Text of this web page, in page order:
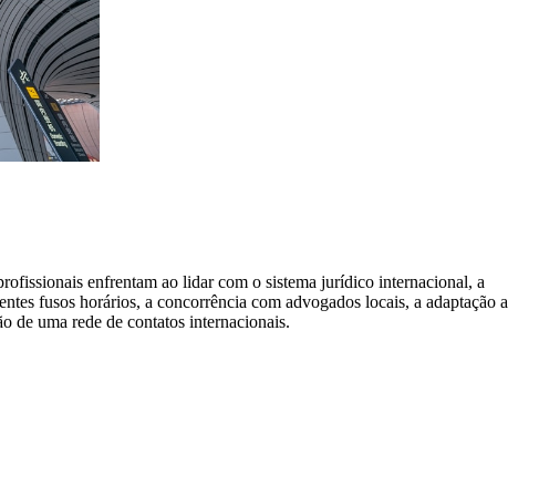
enfrentam ao lidar com o sistema jurídico internacional, a
fusos horários, a concorrência com advogados locais, a adaptação a
de uma rede de contatos internacionais.